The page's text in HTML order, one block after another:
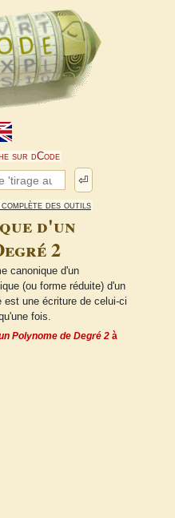
sur dCode
⏎
des outils
d'un
2
canonique d'un
(ou forme réduite) d'un
est une écriture de celui-ci
fois.
Polynome de Degré 2 à